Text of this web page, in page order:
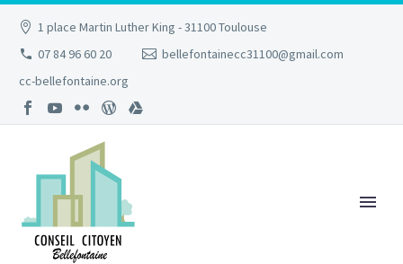
1 place Martin Luther King - 31100 Toulouse
07 84 96 60 20
bellefontainecc31100@gmail.com
cc-bellefontaine.org